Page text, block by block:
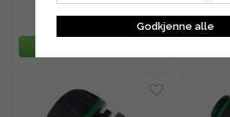
Godkjenne alle